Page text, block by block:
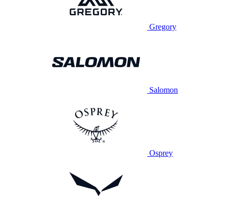
Gregory
Salomon
Osprey